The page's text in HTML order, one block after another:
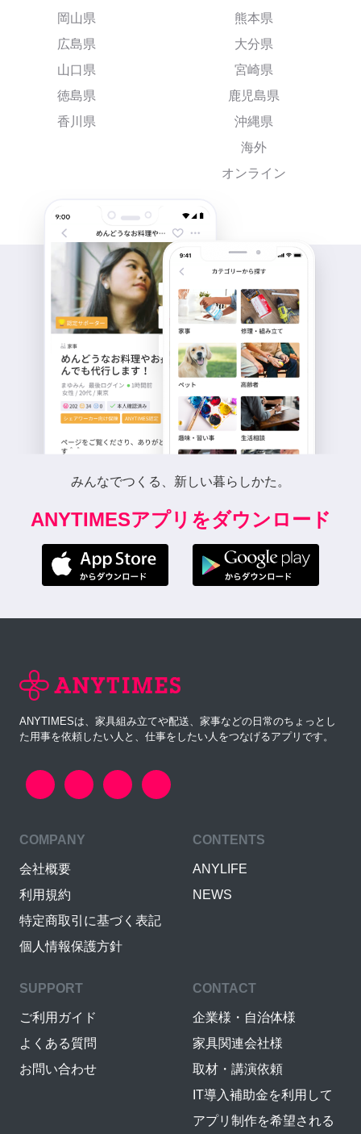
岡山県
広島県
山口県
徳島県
香川県
熊本県
大分県
宮崎県
鹿児島県
沖縄県
海外
オンライン
みんなでつくる、新しい暮らしかた。
ANYTIMESアプリをダウンロード
ANYTIMESは、家具組み立てや配送、家事などの日常のちょっとし
た用事を依頼したい人と、仕事をしたい人をつなげるアプリです。
COMPANY
会社概要
利用規約
特定商取引に基づく表記
個人情報保護方針
CONTENTS
ANYLIFE
NEWS
SUPPORT
ご利用ガイド
よくある質問
お問い合わせ
CONTACT
企業様・自治体様
家具関連会社様
取材・講演依頼
IT導入補助金を利用して
アプリ制作を希望される